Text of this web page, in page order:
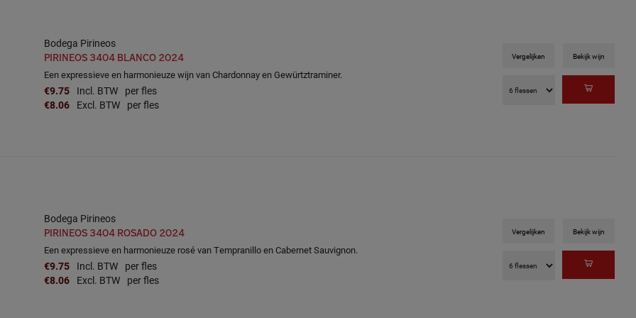
Bodega Pirineos
PIRINEOS 3404 BLANCO 2024
Een expressieve en harmonieuze wijn van Chardonnay en Gewürtztraminer.
€9.75 Incl. BTW per fles
€8.06 Excl. BTW per fles
Vergelijken Bekijk wijn
Bodega Pirineos
PIRINEOS 3404 ROSADO 2024
Een expressieve en harmonieuze rosé van Tempranillo en Cabernet Sauvignon.
€9.75 Incl. BTW per fles
€8.06 Excl. BTW per fles
Vergelijken Bekijk wijn